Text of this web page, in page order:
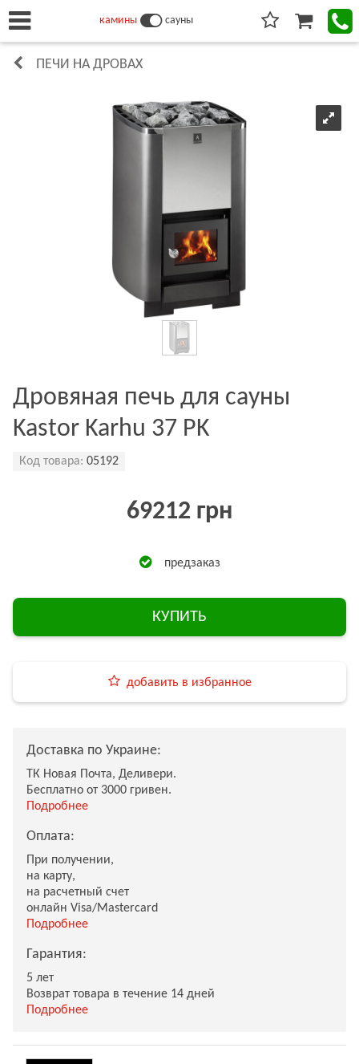
камины сауны
ПЕЧИ НА ДРОВАХ
Дровяная печь для сауны
Kastor Karhu 37 PK
Код товара: 05192
69212 грн
предзаказ
КУПИТЬ
добавить в избранное
Доставка по Украине:
ТК Новая Почта, Деливери.
Бесплатно от 3000 гривен.
Подробнее
Оплата:
При получении,
на карту,
на расчетный счет
онлайн Visa/Mastercard
Подробнее
Гарантия:
5 лет
Возврат товара в течение 14 дней
Подробнее